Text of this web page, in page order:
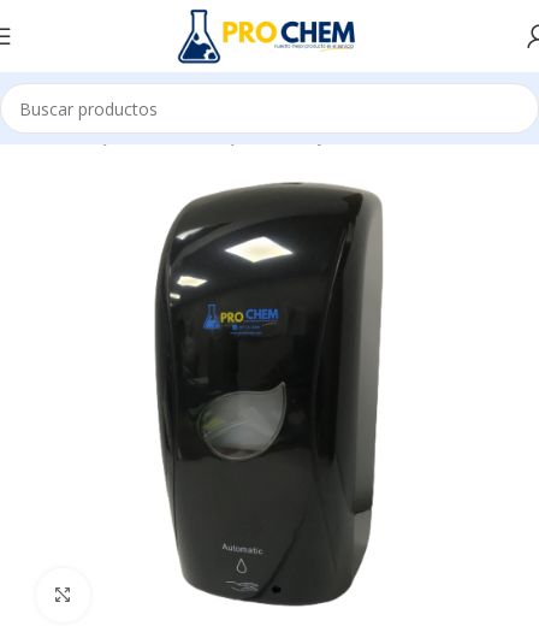
Inicio MAQUINARIAS Y EQUIPOS EQUIPOS DOSIFICADORES
Clic para ampliar